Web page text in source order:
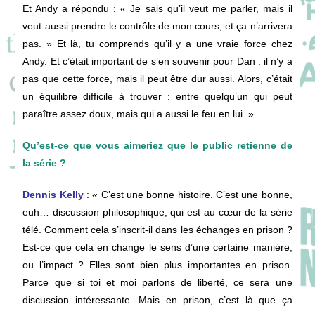
Et Andy a répondu : « Je sais qu’il veut me parler, mais il
veut aussi prendre le contrôle de mon cours, et ça n’arrivera
pas. » Et là, tu comprends qu’il y a une vraie force chez
Andy. Et c’était important de s’en souvenir pour Dan : il n’y a
pas que cette force, mais il peut être dur aussi. Alors, c’était
un équilibre difficile à trouver : entre quelqu’un qui peut
paraître assez doux, mais qui a aussi le feu en lui. »
Qu’est-ce que vous aimeriez que le public retienne de
la série ?
Dennis Kelly: « C’est une bonne histoire. C’est une bonne,
euh… discussion philosophique, qui est au cœur de la série
télé. Comment cela s’inscrit-il dans les échanges en prison ?
Est-ce que cela en change le sens d’une certaine manière,
ou l’impact ? Elles sont bien plus importantes en prison.
Parce que si toi et moi parlons de liberté, ce sera une
discussion intéressante. Mais en prison, c’est là que ça